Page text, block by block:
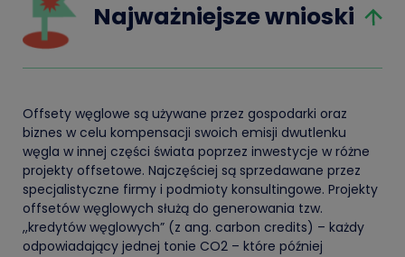
Najważniejsze wnioski
Offsety węglowe są używane przez gospodarki oraz
biznes w celu kompensacji swoich emisji dwutlenku
węgla w innej części świata poprzez inwestycje w różne
projekty offsetowe. Najczęściej są sprzedawane przez
specjalistyczne firmy i podmioty konsultingowe. Projekty
offsetów węglowych służą do generowania tzw.
,,kredytów węglowych” (z ang. carbon credits) – każdy
odpowiadający jednej tonie CO2 – które później